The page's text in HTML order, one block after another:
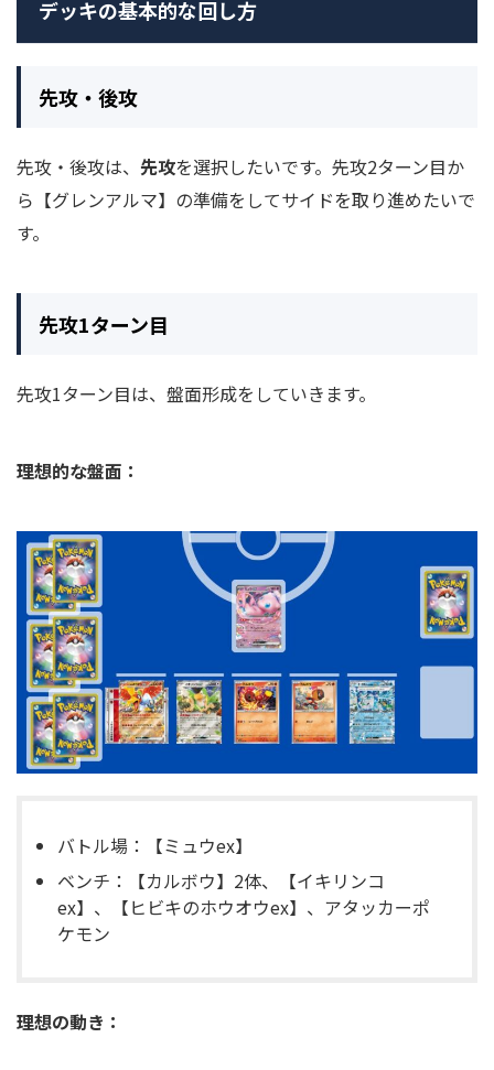
デッキの基本的な回し方
先攻・後攻
先攻・後攻は、 先攻を選択したいです。先攻2ターン目か
ら【グレンアルマ】の準備をしてサイドを取り進めたいで
す。
先攻1ターン目
先攻1ターン目は、盤面形成をしていきます。
理想的な盤面：
バトル場：【ミュウex】
ベンチ：【カルボウ】2体、【イキリンコ
ex】、【ヒビキのホウオウex】、アタッカーポ
ケモン
理想の動き：